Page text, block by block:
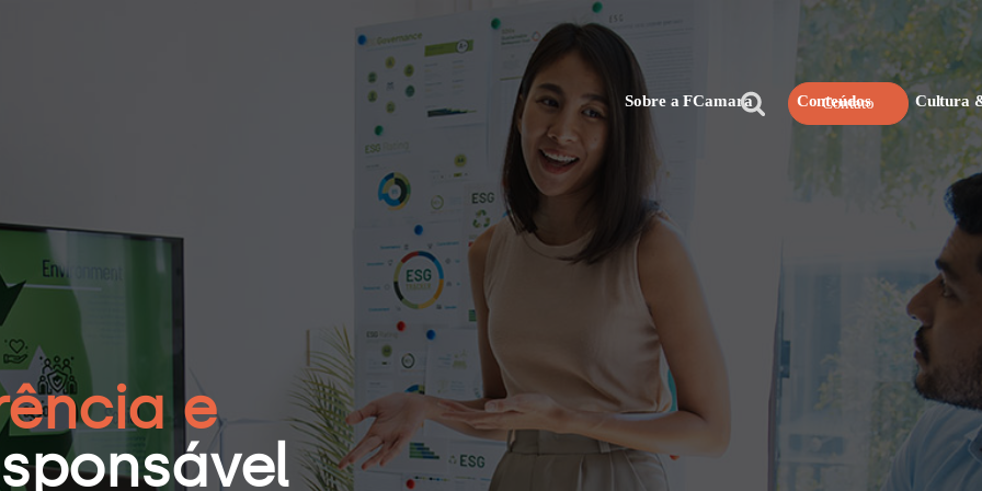
Engenharia
Seguros
Logística e Transporte
Sobre a FCamara Conteúdos Cultura
Pesquisar
Contato
e